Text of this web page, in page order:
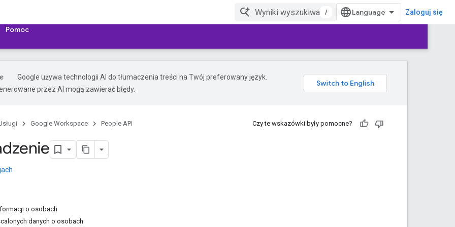
/ Zaloguj się
Pomoc
Google używa technologii AI do tłumaczenia treści na Twój preferowany język.
przez AI mogą zawierać błędy.
Google Workspace People API Czy te wskazówki były pomocne?
o osobach
danych o osobach